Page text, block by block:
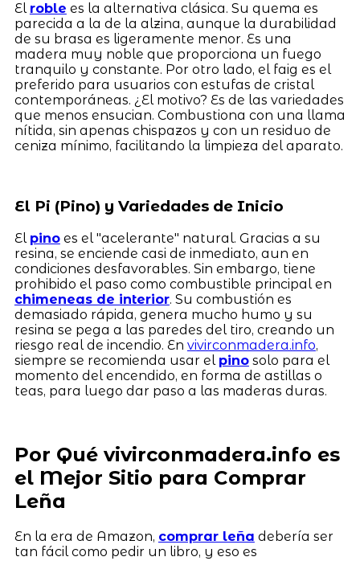
El roble es la alternativa clásica. Su quema es
parecida a la de la alzina, aunque la durabilidad
de su brasa es ligeramente menor. Es una
madera muy noble que proporciona un fuego
tranquilo y constante. Por otro lado, el faig es el
preferido para usuarios con estufas de cristal
contemporáneas. ¿El motivo? Es de las variedades
que menos ensucian. Combustiona con una llama
nítida, sin apenas chispazos y con un residuo de
ceniza mínimo, facilitando la limpieza del aparato.
El Pi (Pino) y Variedades de Inicio
El pinoes el "acelerante" natural. Gracias a su
resina, se enciende casi de inmediato, aun en
condiciones desfavorables. Sin embargo, tiene
prohibido el paso como combustible principal en
chimeneas de interior. Su combustión es
demasiado rápida, genera mucho humo y su
resina se pega a las paredes del tiro, creando un
riesgo real de incendio. En vivirconmadera.info,
siempre se recomienda usar el pinosolo para el
momento del encendido, en forma de astillas o
teas, para luego dar paso a las maderas duras.
Por Qué vivirconmadera.info es
el Mejor Sitio para Comprar
Leña
En la era de Amazon, comprar leña debería ser
tan fácil como pedir un libro, y eso es